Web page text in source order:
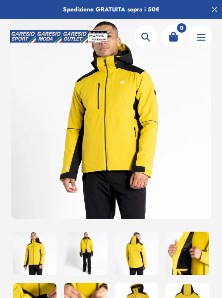
al
contenuto
Spedizione GRATUITA sopra i 50€
Ricerca
0